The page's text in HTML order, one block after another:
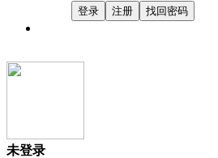
登录 注册 找回密码
未登录